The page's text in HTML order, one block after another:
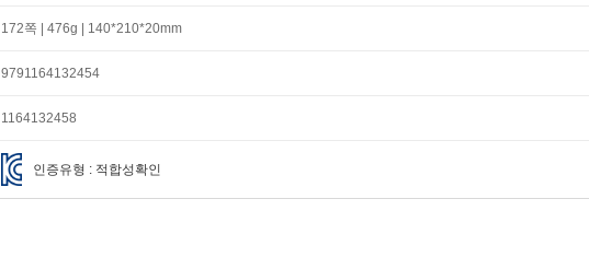
172쪽 | 476g | 140*210*20mm
9791164132454
1164132458
인증유형 : 적합성확인